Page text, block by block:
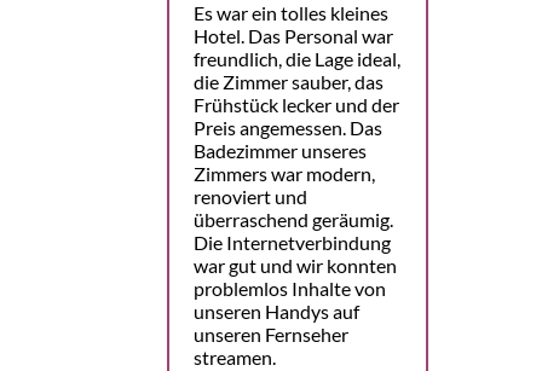
Es war ein tolles kleines
Hotel. Das Personal war
freundlich, die Lage ideal,
die Zimmer sauber, das
Frühstück lecker und der
Preis angemessen. Das
Badezimmer unseres
Zimmers war modern,
renoviert und
überraschend geräumig.
Die Internetverbindung
war gut und wir konnten
problemlos Inhalte von
unseren Handys auf
unseren Fernseher
streamen.